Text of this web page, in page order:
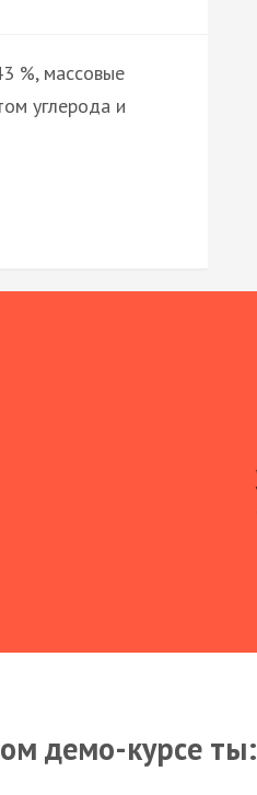
%, массовые
углерода и
демо-курсе ты: